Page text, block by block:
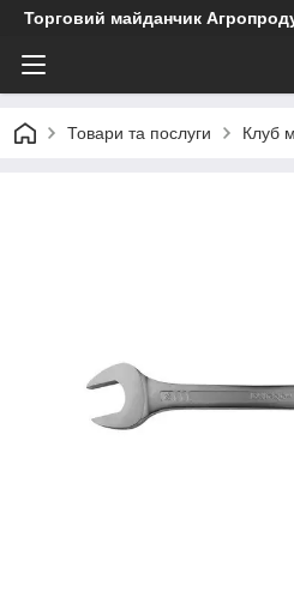
Торговий майданчик
Товари та послуги Клуб